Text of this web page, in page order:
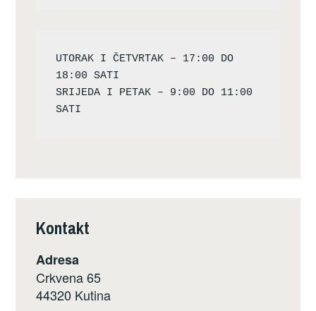
UTORAK I ČETVRTAK – 17:00 DO
18:00 SATI
SRIJEDA I PETAK – 9:00 DO 11:00
Kontakt
Adresa
Crkvena 65
44320 Kutina